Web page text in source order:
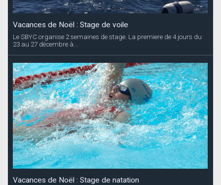
Vacances de Noël : Stage de voile
Le SBYC organise 2 semaines de stage. La premiere de 4 jours du
23 au 27 décembre à...
Vacances de Noël : Stage de natation